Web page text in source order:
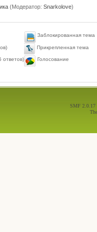
(Модератор: Snarkolove)
ответов)
Заблокированная тема
Прикрепленная тема
Голосование
SMF 2.0.17